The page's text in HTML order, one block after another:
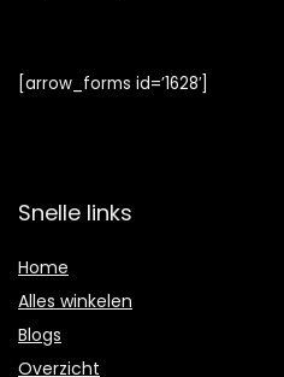
[arrow_forms id=’1628′]
Snelle links
Home
Alles winkelen
Blogs
Overzicht